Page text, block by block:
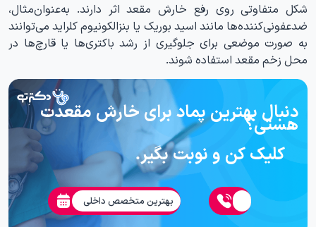
شکل متفاوتی روی رفع خارش مقعد اثر دارند. به‌عنوان‌مثال،
ضدعفونی‌کننده‌ها مانند اسید بوریک یا بنزالکونیوم کلراید می‌توانند
به صورت موضعی برای جلوگیری از رشد باکتری‌ها یا قارچ‌ها در
محل زخم مقعد استفاده شوند.
دنبال بهترین پماد برای خارش مقعدت
هستی؟
کلیک کن و نوبت بگیر.
بهترین متخصص داخلی